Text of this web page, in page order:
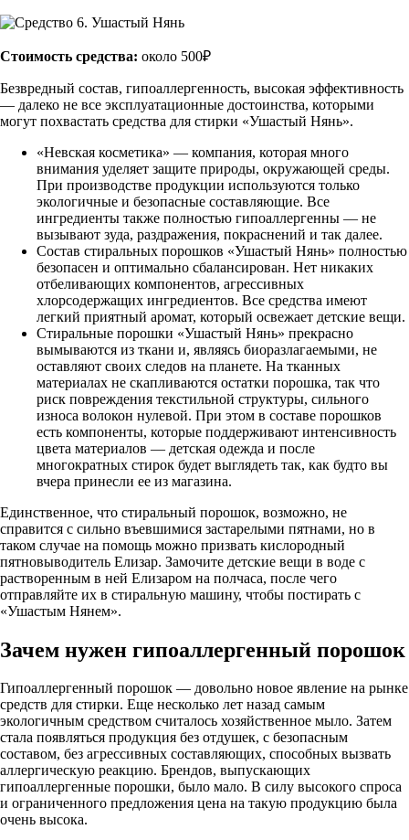
Стоимость средства: около 500₽
Безвредный состав, гипоаллергенность, высокая эффективность
— далеко не все эксплуатационные достоинства, которыми
могут похвастать средства для стирки «Ушастый Нянь».
«Невская косметика» — компания, которая много
внимания уделяет защите природы, окружающей среды.
При производстве продукции используются только
экологичные и безопасные составляющие. Все
ингредиенты также полностью гипоаллергенны — не
вызывают зуда, раздражения, покраснений и так далее.
Состав стиральных порошков «Ушастый Нянь» полностью
безопасен и оптимально сбалансирован. Нет никаких
отбеливающих компонентов, агрессивных
хлорсодержащих ингредиентов. Все средства имеют
легкий приятный аромат, который освежает детские вещи.
Стиральные порошки «Ушастый Нянь» прекрасно
вымываются из ткани и, являясь биоразлагаемыми, не
оставляют своих следов на планете. На тканных
материалах не скапливаются остатки порошка, так что
риск повреждения текстильной структуры, сильного
износа волокон нулевой. При этом в составе порошков
есть компоненты, которые поддерживают интенсивность
цвета материалов — детская одежда и после
многократных стирок будет выглядеть так, как будто вы
вчера принесли ее из магазина.
Единственное, что стиральный порошок, возможно, не
справится с сильно въевшимися застарелыми пятнами, но в
таком случае на помощь можно призвать кислородный
пятновыводитель Елизар. Замочите детские вещи в воде с
растворенным в ней Елизаром на полчаса, после чего
отправляйте их в стиральную машину, чтобы постирать с
«Ушастым Нянем».
Зачем нужен гипоаллергенный порошок
Гипоаллергенный порошок — довольно новое явление на рынке
средств для стирки. Еще несколько лет назад самым
экологичным средством считалось хозяйственное мыло. Затем
стала появляться продукция без отдушек, с безопасным
составом, без агрессивных составляющих, способных вызвать
аллергическую реакцию. Брендов, выпускающих
гипоаллергенные порошки, было мало. В силу высокого спроса
и ограниченного предложения цена на такую продукцию была
очень высока.